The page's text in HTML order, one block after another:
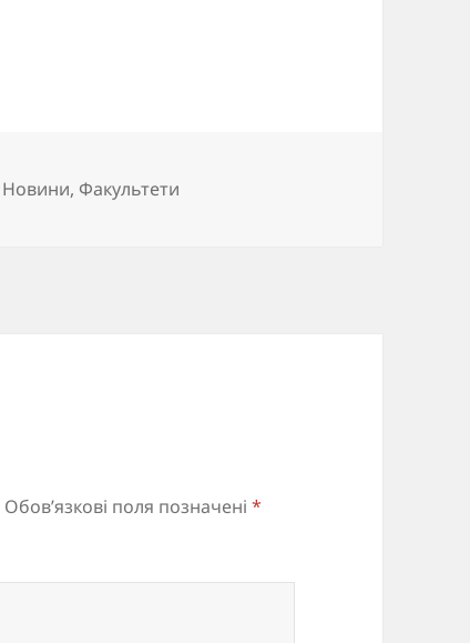
Категорії
Новини, Факультети
Обов’язкові поля позначені*